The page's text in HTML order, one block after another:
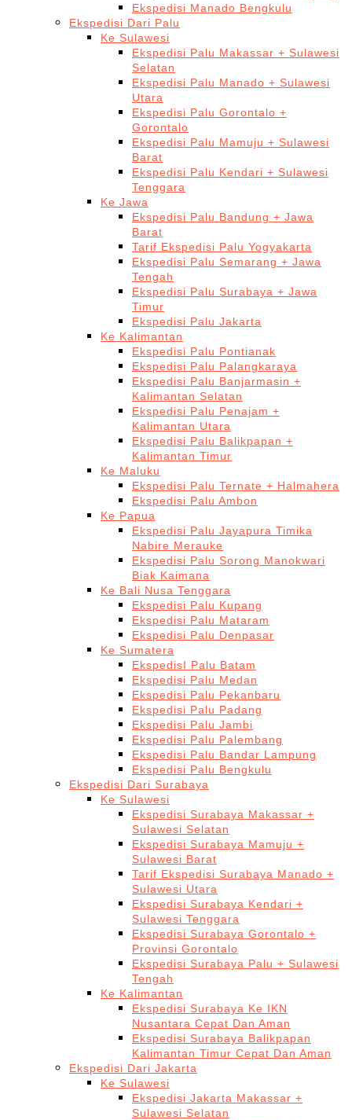
Ekspedisi Manado Bengkulu
Ekspedisi Dari Palu
Ke Sulawesi
Ekspedisi Palu Makassar + Sulawesi
Selatan
Ekspedisi Palu Manado + Sulawesi
Utara
Ekspedisi Palu Gorontalo +
Gorontalo
Ekspedisi Palu Mamuju + Sulawesi
Barat
Ekspedisi Palu Kendari + Sulawesi
Tenggara
Ke Jawa
Ekspedisi Palu Bandung + Jawa
Barat
Tarif Ekspedisi Palu Yogyakarta
Ekspedisi Palu Semarang + Jawa
Tengah
Ekspedisi Palu Surabaya + Jawa
Timur
Ekspedisi Palu Jakarta
Ke Kalimantan
Ekspedisi Palu Pontianak
Ekspedisi Palu Palangkaraya
Ekspedisi Palu Banjarmasin +
Kalimantan Selatan
Ekspedisi Palu Penajam +
Kalimantan Utara
Ekspedisi Palu Balikpapan +
Kalimantan Timur
Ke Maluku
Ekspedisi Palu Ternate + Halmahera
Ekspedisi Palu Ambon
Ke Papua
Ekspedisi Palu Jayapura Timika
Nabire Merauke
Ekspedisi Palu Sorong Manokwari
Biak Kaimana
Ke Bali Nusa Tenggara
Ekspedisi Palu Kupang
Ekspedisi Palu Mataram
Ekspedisi Palu Denpasar
Ke Sumatera
EkspedisI Palu Batam
Ekspedisi Palu Medan
Ekspedisi Palu Pekanbaru
Ekspedisi Palu Padang
Ekspedisi Palu Jambi
Ekspedisi Palu Palembang
Ekspedisi Palu Bandar Lampung
Ekspedisi Palu Bengkulu
Ekspedisi Dari Surabaya
Ke Sulawesi
Ekspedisi Surabaya Makassar +
Sulawesi Selatan
Ekspedisi Surabaya Mamuju +
Sulawesi Barat
Tarif Ekspedisi Surabaya Manado +
Sulawesi Utara
Ekspedisi Surabaya Kendari +
Sulawesi Tenggara
Ekspedisi Surabaya Gorontalo +
Provinsi Gorontalo
Ekspedisi Surabaya Palu + Sulawesi
Tengah
Ke Kalimantan
Ekspedisi Surabaya Ke IKN
Nusantara Cepat Dan Aman
Ekspedisi Surabaya Balikpapan
Kalimantan Timur Cepat Dan Aman
Ekspedisi Dari Jakarta
Ke Sulawesi
Ekspedisi Jakarta Makassar +
Sulawesi Selatan